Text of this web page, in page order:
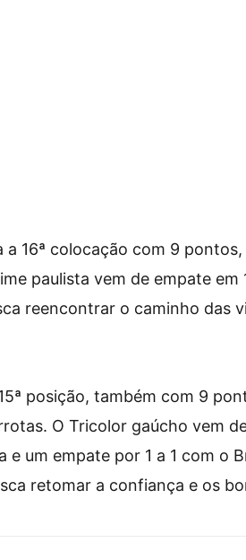
a 16ª colocação com 9
paulista vem de empate em
reencontrar o caminho das
posição, também com 9
O Tricolor gaúcho vem
e um empate por 1 a 1 com o
retomar a confiança e os